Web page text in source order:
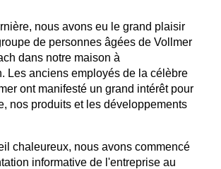
nous avons eu le grand plaisir
de personnes âgées de Vollmer
dans notre maison à
Les anciens employés de la célèbre
ont manifesté un grand intérêt pour
nos produits et les développements
chaleureux, nous avons commencé
informative de l'entreprise au